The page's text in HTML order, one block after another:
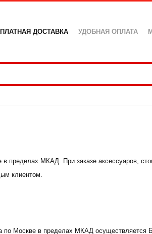
ДОСТАВКА УДОБНАЯ ОПЛАТА
МКАД. При заказе аксессуаров,
клиентом.
по Москве в пределах МКАД